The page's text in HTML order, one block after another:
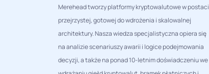
Merehead tworzy platformy kryptowalutowe w postaci
przejrzystej, gotowej do wdrożenia i skalowalnej
architektury. Nasza wiedza specjalistyczna opiera się
na analizie scenariuszy awarii i logice podejmowania
decyzji, a także na ponad 10-letnim doświadczeniu we